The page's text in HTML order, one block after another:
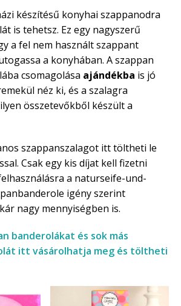
készítésű konyhai szappanodra
is tehetsz. Ez egy nagyszerű
a fel nem használt szappant
a konyhában. A szappan
csomagolása ajándékba is jó
néz ki, és a szalagra
összetevőkből készült a
szappanszalagot itt töltheti le
Csak egy kis díjat kell fizetni
a naturseife-und-
igény szerint
nagy mennyiségben is.
banderolákat és sok más
itt vásárolhatja meg és töltheti